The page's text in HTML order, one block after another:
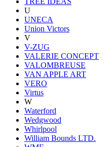
U
UNECA
Union Victors
V
V-ZUG
VALERIE CONCEPT
VALOMBREUSE
VAN APPLE ART
VERO
Virtus
W
Waterford
Wedgwood
Whirlpool
William Bounds LTD.